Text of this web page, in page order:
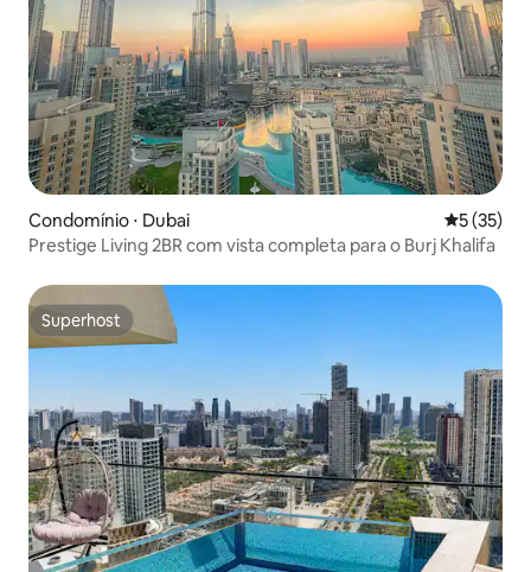
Condomínio ⋅ Dubai 5 de uma
5 (35)
Prestige Living 2BR com vista completa para o Burj Khalifa
Superhost
Superhost